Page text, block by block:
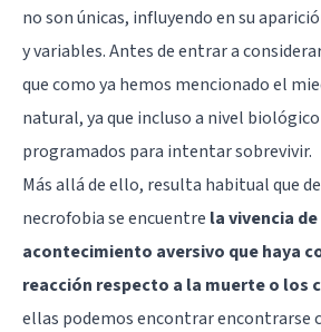
no son únicas, influyendo en su
y variables. Antes de entrar a
que como ya hemos mencionado el
natural, ya que incluso a nivel
programados para intentar sobrevivir.
Más allá de ello, resulta habitual que
necrofobia se encuentre la vivencia
acontecimiento aversivo que haya
reacción respecto a la muerte o los
ellas podemos encontrar encontrarse